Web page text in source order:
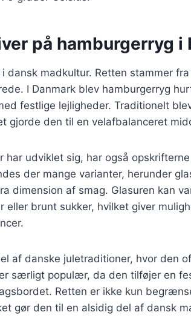
på hamburgerryg i
dansk madkultur. Retten stammer
I Danmark blev hamburgerryg
festlige lejligheder. Traditionelt
gjorde den til en velafbalanceret
har udviklet sig, har også
der mange varianter, herunder
dimension af smag. Glasuren kan
brunt sukker, hvilket giver
af danske juletraditioner, hvor den
særligt populær, da den tilføjer en
Retten er ikke kun
gør den til en alsidig del af dansk